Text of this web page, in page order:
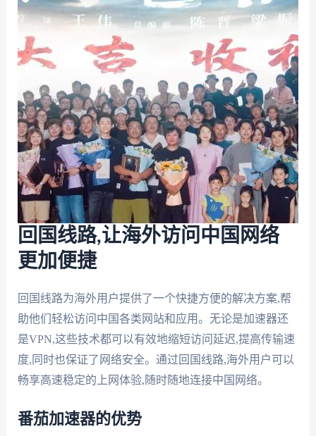
回国线路,让海外访问中国网络
更加便捷
回国线路为海外用户提供了一个快捷方便的解决方案,帮
助他们轻松访问中国各类网站和应用。无论是加速器还
是VPN,这些技术都可以有效地缩短访问延迟,提高传输速
度,同时也保证了网络安全。通过回国线路,海外用户可以
畅享高速稳定的上网体验,随时随地连接中国网络。
番茄加速器的优势